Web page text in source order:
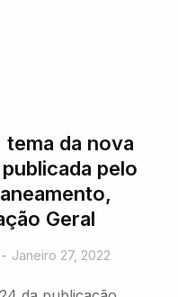
tema da nova
pelo
Geral
Janeiro 27, 2022